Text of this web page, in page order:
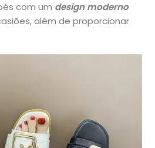
com um design moderno
além de proporcionar